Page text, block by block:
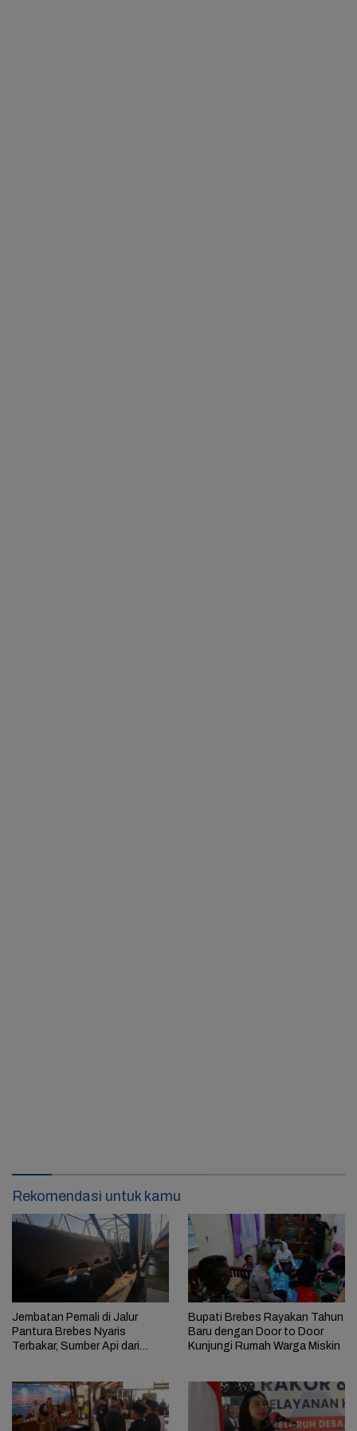
Rekomendasi untuk kamu
Jembatan Pemali di Jalur
Pantura Brebes Nyaris
Terbakar, Sumber Api dari
Bupati Brebes Rayakan Tahun
Baru dengan Door to Door
Kunjungi Rumah Warga Miskin